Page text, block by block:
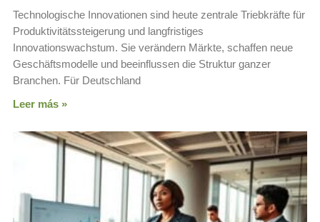
Technologische Innovationen sind heute zentrale Triebkräfte für
Produktivitätssteigerung und langfristiges
Innovationswachstum. Sie verändern Märkte, schaffen neue
Geschäftsmodelle und beeinflussen die Struktur ganzer
Branchen. Für Deutschland
Leer más »